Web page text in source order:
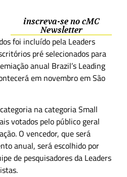
inscreva-se no cMC
Newsletter
foi incluído pela Leaders
pré selecionados para
anual Brazil’s Leading
em novembro em São
na categoria Small
votados pelo público geral
O vencedor, que será
anual, será escolhido por
de pesquisadores da Leaders